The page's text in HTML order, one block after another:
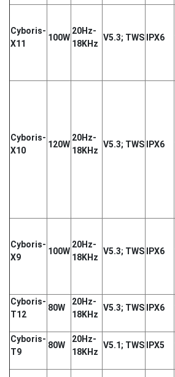
Cyboris-
X11
100W
20Hz-
18KHz
V5.3; TWS IPX6
Cyboris-
X10
120W
20Hz-
18KHz
V5.3; TWS IPX6
Cyboris-
X9
100W
20Hz-
18KHz
V5.3; TWS IPX6
Cyboris-
T12
80W
20Hz-
18KHz
V5.3; TWS IPX6
Cyboris-
T9
80W
20Hz-
18KHz
V5.1; TWS IPX5